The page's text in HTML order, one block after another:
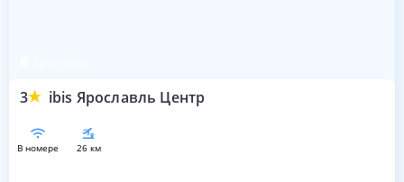
3 ibis Ярославль Центр
в номере 26 км